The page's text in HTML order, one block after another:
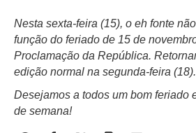
Nesta sexta-feira (15), o eh fonte
função do feriado de 15 de
Proclamação da República.
edição normal na segunda-feira (18).
Desejamos a todos um bom feriado
de semana!